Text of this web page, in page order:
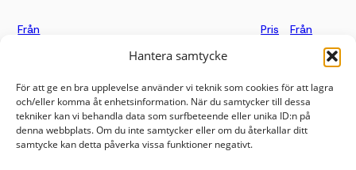
Hantera samtycke
För att ge en bra upplevelse använder vi teknik som cookies för att lagra
och/eller komma åt enhetsinformation. När du samtycker till dessa
tekniker kan vi behandla data som surfbeteende eller unika ID:n på
denna webbplats. Om du inte samtycker eller om du återkallar ditt
samtycke kan detta påverka vissa funktioner negativt.
Från
Pris
Från
Sidor Kontakt